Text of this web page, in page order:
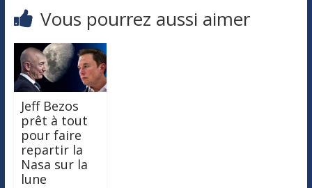
Vous pourrez aussi aimer
Jeff Bezos
prêt à tout
pour faire
repartir la
Nasa sur la
lune